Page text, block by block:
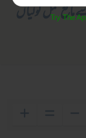
مانع حمل گولیاں
Try The